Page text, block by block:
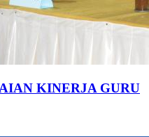
KINERJA GURU